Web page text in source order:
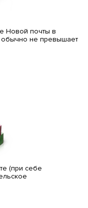
Новой почты в
обычно не превышает
(при себе